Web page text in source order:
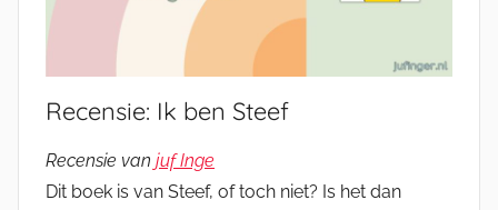
Recensie: Ik ben Steef
Recensie van juf Inge
Dit boek is van Steef, of toch niet? Is het dan